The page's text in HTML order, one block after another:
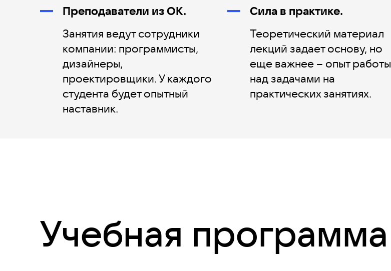
Преподаватели из ОК.
Занятия ведут сотрудники
компании: программисты,
дизайнеры,
проектировщики. У каждого
студента будет опытный
наставник.
Сила в практике.
Теоретический материал
лекций задает основу, но
еще важнее – опыт работы
над задачами на
практических занятиях.
Учебная программа